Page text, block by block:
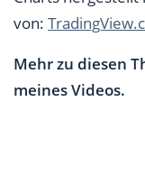
von:
Mehr zu diesen
meines Videos.